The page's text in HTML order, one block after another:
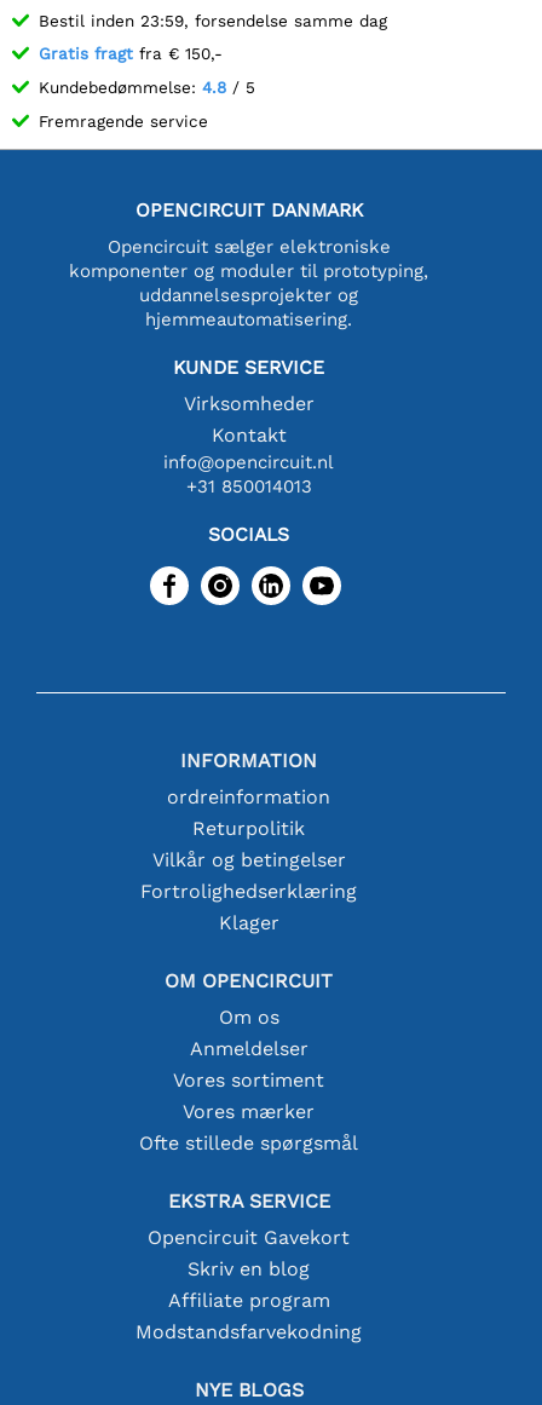
Bestil inden 23:59, forsendelse samme dag
Gratis fragt fra € 150,-
Kundebedømmelse: 4.8 / 5
Fremragende service
OPENCIRCUIT DANMARK
Opencircuit sælger elektroniske
komponenter og moduler til prototyping,
uddannelsesprojekter og
hjemmeautomatisering.
KUNDE SERVICE
Virksomheder
Kontakt
info@opencircuit.nl
+31 850014013
SOCIALS
INFORMATION
ordreinformation
Returpolitik
Vilkår og betingelser
Fortrolighedserklæring
Klager
OM OPENCIRCUIT
Om os
Anmeldelser
Vores sortiment
Vores mærker
Ofte stillede spørgsmål
EKSTRA SERVICE
Opencircuit Gavekort
Skriv en blog
Affiliate program
Modstandsfarvekodning
NYE BLOGS